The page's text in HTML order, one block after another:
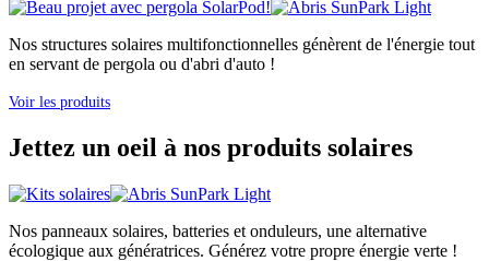
Nos structures solaires multifonctionnelles génèrent de l'énergie tout
en servant de pergola ou d'abri d'auto !
Voir les produits
Jettez un oeil à nos produits solaires
Nos panneaux solaires, batteries et onduleurs, une alternative
écologique aux génératrices. Générez votre propre énergie verte !